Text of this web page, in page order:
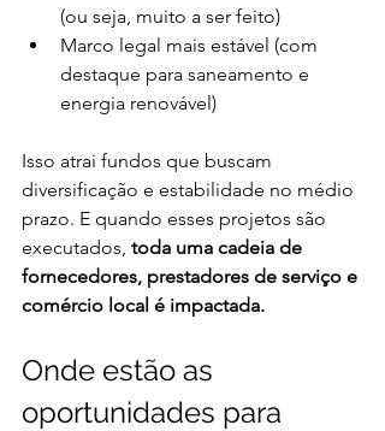
(ou seja, muito a ser feito)
Marco legal mais estável (com
destaque para saneamento e
energia renovável)
Isso atrai fundos que buscam
diversificação e estabilidade no médio
prazo. E quando esses projetos são
executados, toda uma cadeia de
fornecedores, prestadores de serviço e
comércio local é impactada.
Onde estão as
oportunidades para